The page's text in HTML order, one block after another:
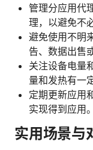
管理分应用代
理，以避免不
避免使用不明
告、数据出售
关注设备电量
量和发热有一
定期更新应用
实现得到应用。
实用场景与